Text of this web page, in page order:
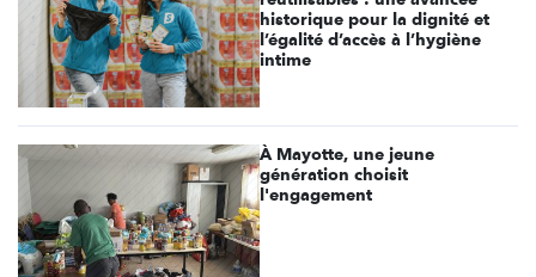
historique pour la dignité et
l’égalité d’accès à l’hygiène
intime
À Mayotte, une jeune
génération choisit
l'engagement